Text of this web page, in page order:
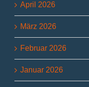
April 2026
März 2026
Februar 2026
Januar 2026